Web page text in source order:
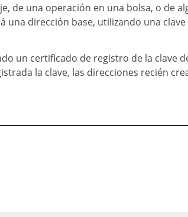
de una operación en una bolsa, o de
una dirección base, utilizando una clave
un certificado de registro de la clave
la clave, las direcciones recién